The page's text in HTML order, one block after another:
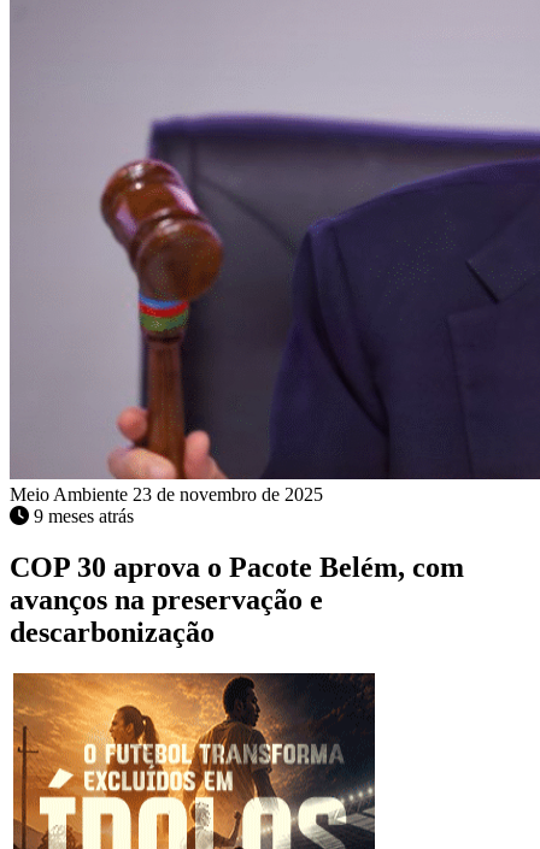
Meio Ambiente 23 de novembro de 2025
9 meses atrás
COP 30 aprova o Pacote Belém, com
avanços na preservação e
descarbonização